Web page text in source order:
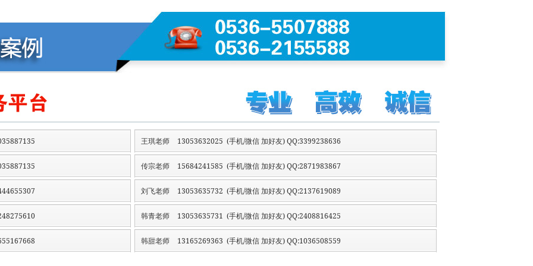
王琪老师 13053632025 (手机/微信 加好友) QQ:3399238636
传宗老师 15684241585 (手机/微信 加好友) QQ:2871983867
刘飞老师 13053635732 (手机/微信 加好友) QQ:2137619089
韩青老师 13053635731 (手机/微信 加好友) QQ:2408816425
韩甜老师 13165269363 (手机/微信 加好友) QQ:1036508559